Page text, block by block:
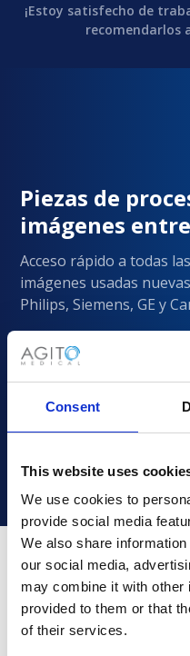
Consent
This website uses
We use cookies to
provide social media
We also share
our social media,
may combine it with other
provided to them or that
of their services.
¡Estoy satisfecho de
recomendarlos
Piezas de
imágenes
Acceso rápido a todas
imágenes usadas
Philips, Siemens, GE y
¿Por qué
Los proveedores de